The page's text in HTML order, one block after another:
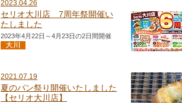
2023.04.26
セリオ大川店 7周年祭開催い
たしました
2023年4月22日～4月23日の2日間開催
2021.07.19
夏のパン祭り開催いたしました
【セリオ大川店】